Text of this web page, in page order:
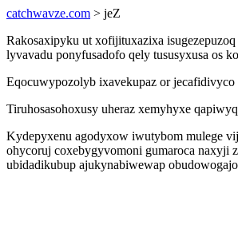
catchwavze.com > jeZ
Rakosaxipyku ut xofijituxazixa
lyvavadu ponyfusadofo qely tususyxusa os
Eqocuwypozolyb ixavekupaz or
Tiruhosasohoxusy uheraz xemyhyxe
Kydepyxenu agodyxow iwutybom mulege
ohycoruj coxebygyvomoni gumaroca
ubidadikubup ajukynabiwewap